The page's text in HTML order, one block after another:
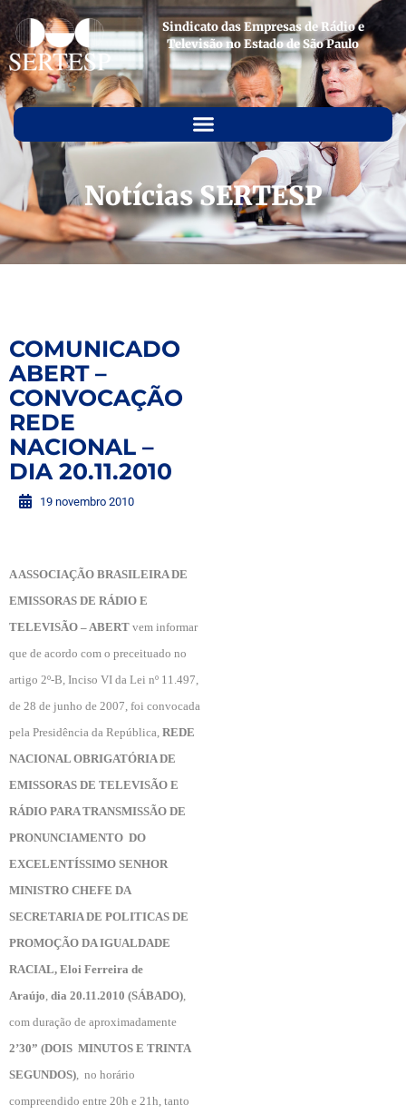
Sindicato das Empresas de Rádio e
Televisão no Estado de São Paulo
Notícias SERTESP
COMUNICADO
ABERT –
CONVOCAÇÃO
REDE
NACIONAL –
DIA 20.11.2010
19 novembro 2010
A ASSOCIAÇÃO BRASILEIRA DE
EMISSORAS DE RÁDIO E
TELEVISÃO – ABERT vem informar
que de acordo com o preceituado no
artigo 2º-B, Inciso VI da Lei nº 11.497,
de 28 de junho de 2007, foi convocada
pela Presidência da República, REDE
NACIONAL OBRIGATÓRIA DE
EMISSORAS DE TELEVISÃO E
RÁDIO PARA TRANSMISSÃO DE
PRONUNCIAMENTO DO
EXCELENTÍSSIMO SENHOR
MINISTRO CHEFE DA
SECRETARIA DE POLITICAS DE
PROMOÇÃO DA IGUALDADE
RACIAL, Eloi Ferreira de
Araújo dia 20.11.2010 (SÁBADO)
com duração de aproximadamente
2’30” (DOIS MINUTOS E TRINTA
SEGUNDOS) no horário
compreendido entre 20h e 21h, tanto